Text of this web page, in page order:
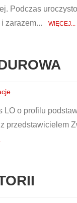
Podczas
i zarazem...
WIĘCEJ...
o profilu
przedstawicielem